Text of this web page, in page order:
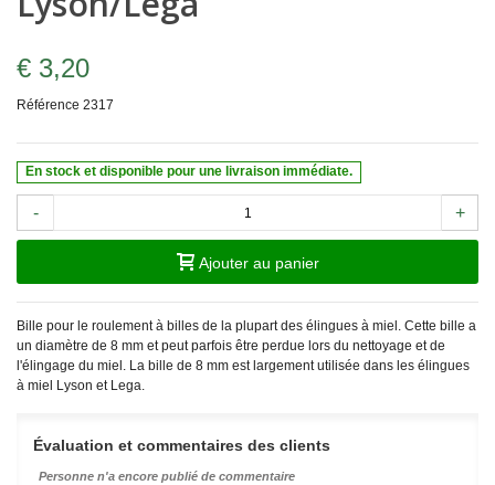
€ 3,20
Référence 2317
En stock et disponible pour une livraison immédiate.
- +
Ajouter au panier
Bille pour le roulement à billes de la plupart des élingues à miel. Cette bille a
un diamètre de 8 mm et peut parfois être perdue lors du nettoyage et de
l'élingage du miel. La bille de 8 mm est largement utilisée dans les élingues
à miel Lyson et Lega.
Évaluation et commentaires des clients
Personne n'a encore publié de commentaire